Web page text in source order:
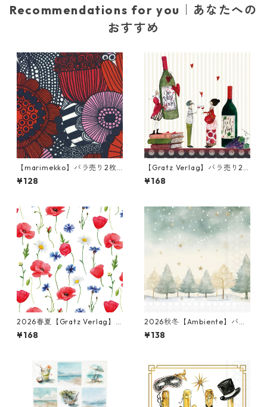
Recommendations for you｜あなたへの
おすすめ
【marimekko】バラ売り2枚
ランチサイズ ペーパーナプキ
ン SIIRTOLAPUUTARHA ブル
¥128
【Gratz Verlag】バラ売り2
枚 カクテルサイズ ペーパーナ
プキン Wein ベージュ
¥168
2026春夏【Gratz Verlag】
バラ売り2枚 カクテルサイズ
ペーパーナプキン Blumenme
¥168
2026秋冬【Ambiente】バラ
売り2枚 ランチサイズ ペーパ
ーナプキン Starry Sky グリー
¥138